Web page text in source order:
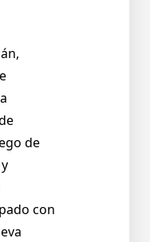
de
con